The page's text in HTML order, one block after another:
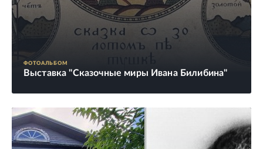
ФОТОАЛЬБОМ
Выставка "Сказочные миры Ивана Билибина"